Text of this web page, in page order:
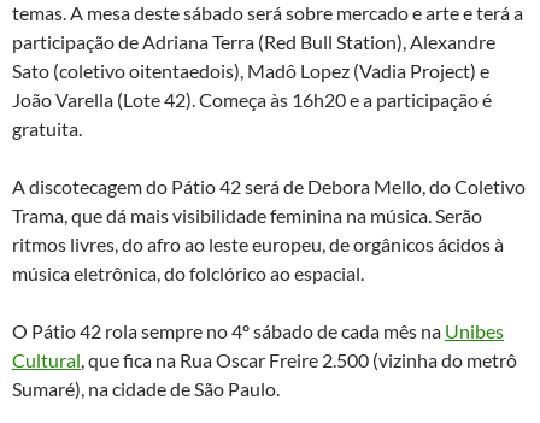
temas. A mesa deste sábado será sobre mercado e arte e terá a
participação de Adriana Terra (Red Bull Station), Alexandre
Sato (coletivo oitentaedois), Madô Lopez (Vadia Project) e
João Varella (Lote 42). Começa às 16h20 e a participação é
gratuita.
A discotecagem do Pátio42 será de Debora Mello, do Coletivo
Trama, que dá mais visibilidade feminina na música. Serão
ritmos livres, do afro ao leste europeu, de orgânicos ácidos à
música eletrônica, do folclórico ao espacial.
O Pátio 42 rola sempre no 4º sábado de cada mês na Unibes
Cultural, que fica na Rua Oscar Freire 2.500 (vizinha do metrô
Sumaré), na cidade de São Paulo.